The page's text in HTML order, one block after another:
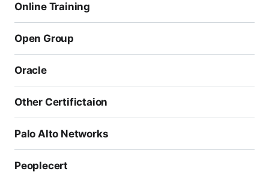
Online Training
Open Group
Oracle
Other Certifictaion
Palo Alto Networks
Peoplecert